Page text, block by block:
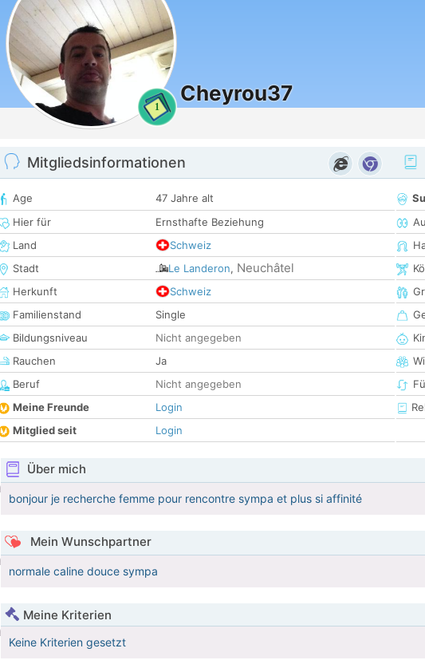
1
Cheyrou37
Mitgliedsinformationen
Age
47 Jahre alt
Hier für
Ernsthafte Beziehung
Land
Schweiz
Stadt
Le Landeron, Neuchâtel
Herkunft
Schweiz
Familienstand
Single
Bildungsniveau
Nicht angegeben
Rauchen
Ja
Beruf
Nicht angegeben
Meine Freunde
Login
Mitglied seit
Login
Über mich
bonjour je recherche femme pour rencontre sympa et plus si affinité
Mein Wunschpartner
normale caline douce sympa
Meine Kriterien
Keine Kriterien gesetzt